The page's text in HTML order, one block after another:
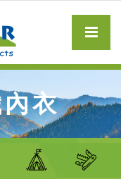
衣